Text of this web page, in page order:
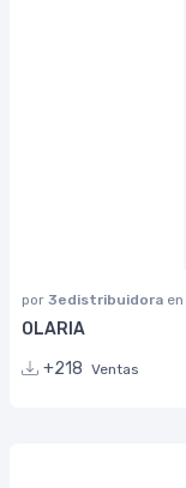
por 3edistribuidora en
OLARIA
+218 Ventas